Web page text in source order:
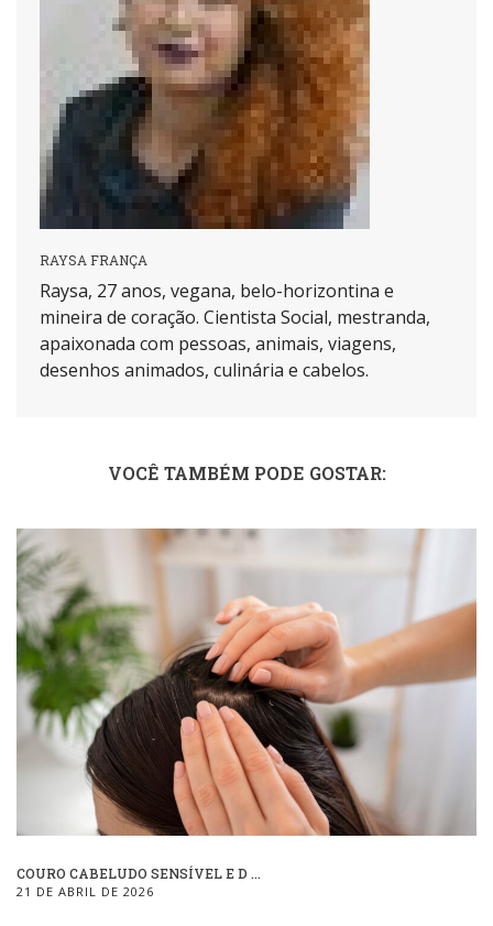
RAYSA FRANÇA
Raysa, 27 anos, vegana, belo-horizontina e
mineira de coração. Cientista Social, mestranda,
apaixonada com pessoas, animais, viagens,
desenhos animados, culinária e cabelos.
VOCÊ TAMBÉM PODE GOSTAR:
COURO CABELUDO SENSÍVEL E D ...
21 DE ABRIL DE 2026